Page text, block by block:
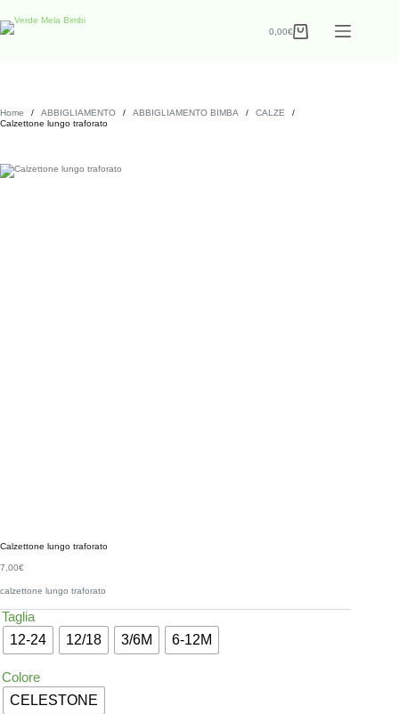
0,00€
Home / ABBIGLIAMENTO / ABBIGLIAMENTO BIMBA / CALZE
/
Calzettone lungo traforato
Calzettone lungo traforato
7,00€
calzettone lungo traforato
Taglia
12-24
12/18 3/6M 6-12M
Colore
CELESTONE